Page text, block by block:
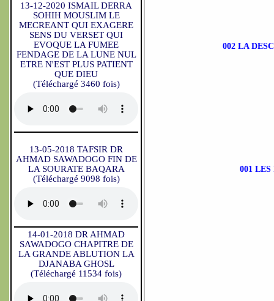
13-12-2020 ISMAIL DERRA
SOHIH MOUSLIM LE
MECREANT QUI EXAGERE
SENS DU VERSET QUI
EVOQUE LA FUMEE
FENDAGE DE LA LUNE NUL
ETRE N'EST PLUS PATIENT
QUE DIEU
(Téléchargé 3460 fois)
13-05-2018 TAFSIR DR
AHMAD SAWADOGO FIN DE
LA SOURATE BAQARA
(Téléchargé 9098 fois)
14-01-2018 DR AHMAD
SAWADOGO CHAPITRE DE
LA GRANDE ABLUTION LA
DJANABA GHOSL
(Téléchargé 11534 fois)
002 LA
001